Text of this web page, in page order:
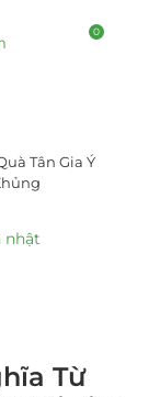
0
Tân Gia Ý
Từ